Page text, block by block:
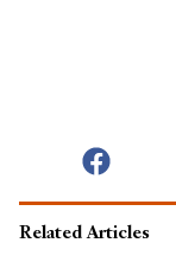
Related Articles